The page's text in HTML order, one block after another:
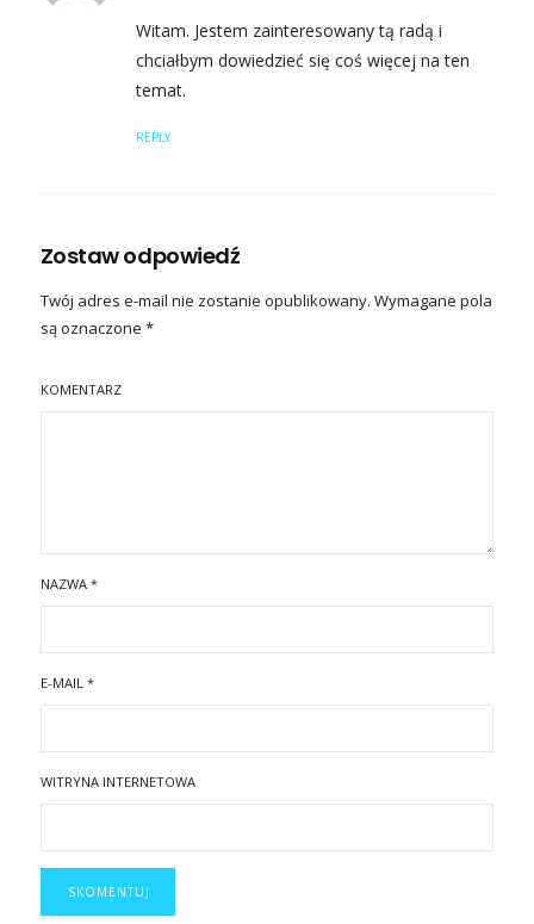
Witam. Jestem zainteresowany tą radą i
chciałbym dowiedzieć się coś więcej na ten
temat.
REPLY
Zostaw odpowiedź
Twój adres e-mail nie zostanie opublikowany. Wymagane pola
są oznaczone *
KOMENTARZ
NAZWA *
E-MAIL *
WITRYNA INTERNETOWA